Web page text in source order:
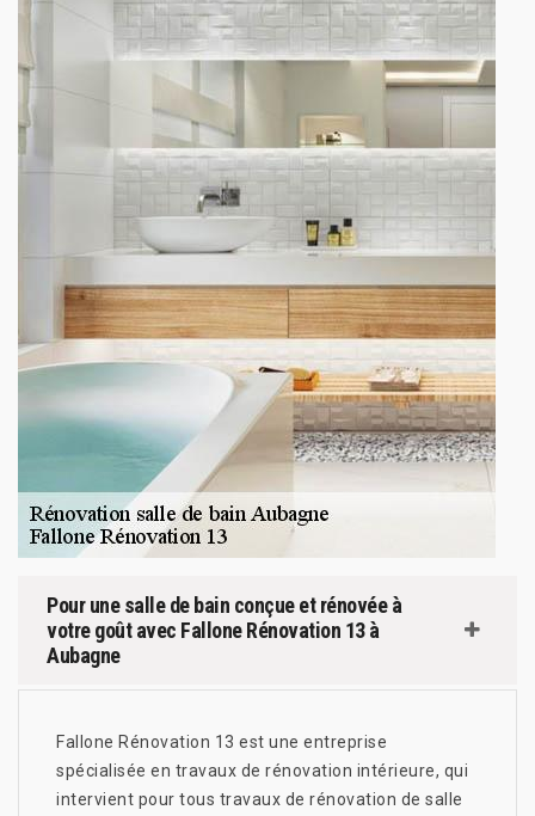
Pour une salle de bain conçue et rénovée à
votre goût avec Fallone Rénovation 13 à
Aubagne
Fallone Rénovation 13 est une entreprise
spécialisée en travaux de rénovation intérieure, qui
intervient pour tous travaux de rénovation de salle